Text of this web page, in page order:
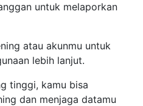
untuk melaporkan
atau akunmu untuk
lebih lanjut.
tinggi, kamu bisa
dan menjaga datamu